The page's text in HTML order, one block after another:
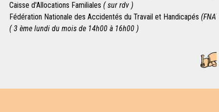
Caisse d'Allocations Familiales ( sur rdv )
Fédération Nationale des Accidentés du Travail et Handicapés
( 3 ème lundi du mois de 14h00 à 16h00 )